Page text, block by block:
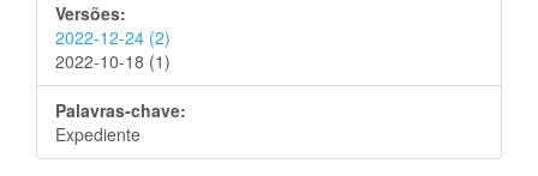
Versões:
2022-12-24 (2)
2022-10-18 (1)
Palavras-chave:
Expediente